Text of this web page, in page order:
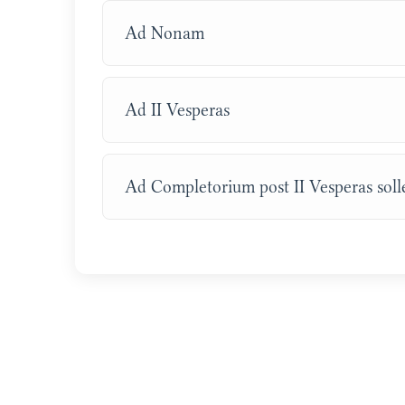
Ad Nonam
Ad II Vesperas
Ad Completorium post II Vesperas